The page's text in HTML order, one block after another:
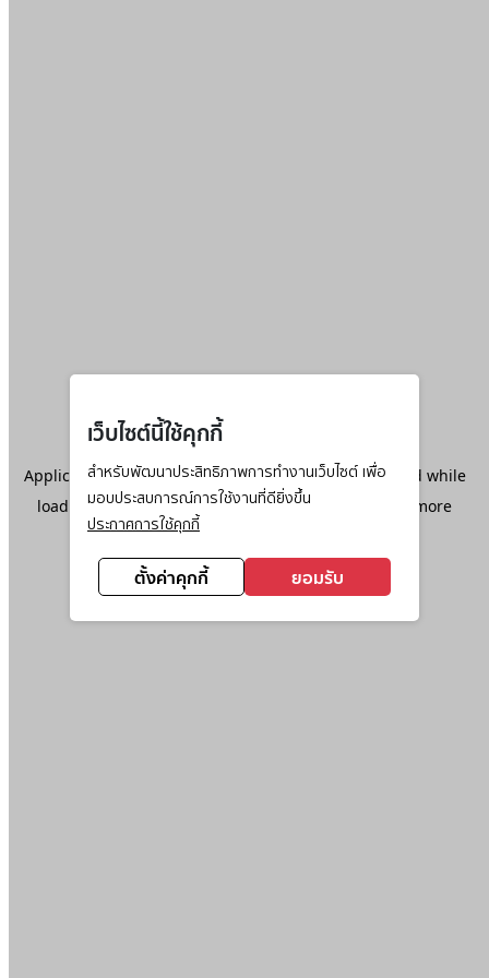
เว็บไซต์นี้ใช้คุกกี้
สำหรับพัฒนาประสิทธิภาพการทำงานเว็บไซต์ เพื่อ
มอบประสบการณ์การใช้งานที่ดียิ่งขึ้น
ประกาศการใช้คุกกี้
ตั้งค่าคุกกี้ ยอมรับ
Application error: aclient-side exception has occurred while
loadingwww.ktc.co.th(see the browser console
for more
information).